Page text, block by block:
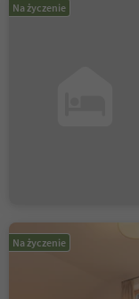
Na życzenie
Na życzenie